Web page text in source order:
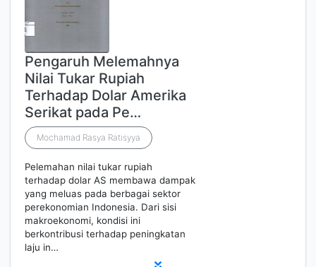
Pengaruh Melemahnya
Nilai Tukar Rupiah
Terhadap Dolar Amerika
Serikat pada Pe…
Mochamad Rasya Ratisyya
Pelemahan nilai tukar rupiah
terhadap dolar AS membawa dampak
yang meluas pada berbagai sektor
perekonomian Indonesia. Dari sisi
makroekonomi, kondisi ini
berkontribusi terhadap peningkatan
laju in…